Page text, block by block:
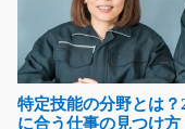
☆未経験の方大歓
めるお仕事です！重
長期（3ヶ月以
時給1200円～時
特定技能の分野とは
に合う仕事の見つけ方